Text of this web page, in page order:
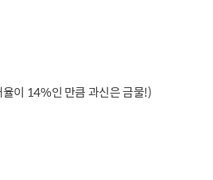
이 14%인 만큼 과신은 금물!)